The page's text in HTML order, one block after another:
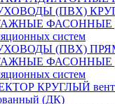
(ПВХ)
ФАСОННЫЕ
систем
(ПВХ)
ФАСОННЫЕ
систем
КРУГЛЫЙ
(ДК)